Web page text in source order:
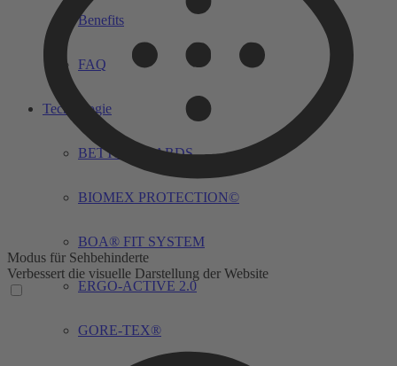
Benefits
FAQ
Technologie
BETTERGUARDS
BIOMEX PROTECTION©
BOA® FIT SYSTEM
ERGO-ACTIVE 2.0
GORE-TEX®
Modus für Sehbehinderte
Verbessert die visuelle Darstellung der Website